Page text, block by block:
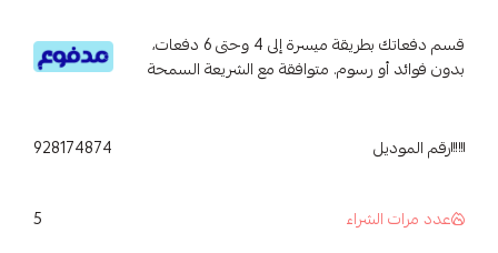
قسم دفعاتك بطريقة ميسرة إلى 4 وحتى 6 دفعات،
بدون فوائد أو رسوم. متوافقة مع الشريعة السمحة
رقم الموديل 928174874
عدد مرات الشراء 5